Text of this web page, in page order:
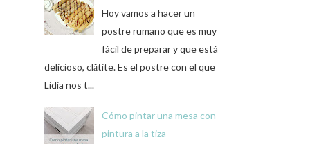
Hoy vamos a hacer un
postre rumano que es muy
fácil de preparar y que está
delicioso, clătite. Es el postre con el que
Lidia nos t...
Cómo pintar una mesa con
pintura a la tiza